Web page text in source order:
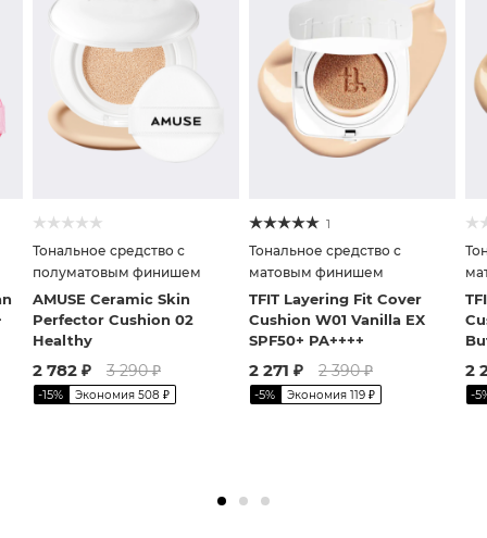
Тональное средство с
полуматовым финишем
AMUSE Ceramic Skin
Perfector Cushion 02
Healthy
2 782 ₽ 3 290₽
-15% Экономия 508 ₽
1
Тональное средство с
матовым финишем
TFIT Layering Fit Cover
Cushion W01 Vanilla EX
SPF50+ PA++++
2 271 ₽ 2 390₽
-5% Экономия 119 ₽
2
-5